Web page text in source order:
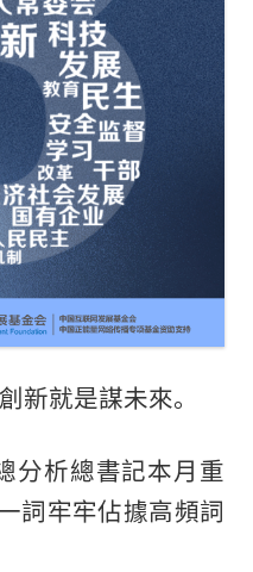
新就是謀未來。
分析總書記本月重
詞牢牢佔據高頻詞